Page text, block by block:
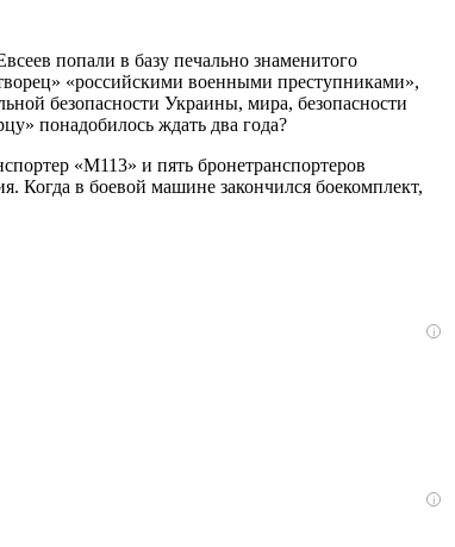
попали в базу печально знаменитого
«российскими военными преступниками»,
безопасности Украины, мира, безопасности
понадобилось ждать два года?
«М113» и пять бронетранспортеров
Когда в боевой машине закончился боекомплект,
i
i